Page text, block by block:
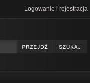
Logowanie i rejestracja